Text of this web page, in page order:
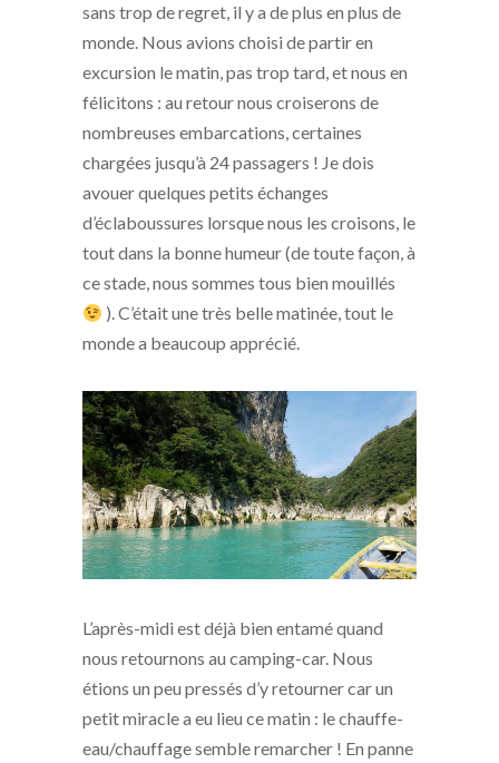
sans trop de regret, il y a de plus en plus de
monde. Nous avions choisi de partir en
excursion le matin, pas trop tard, et nous en
félicitons : au retour nous croiserons de
nombreuses embarcations, certaines
chargées jusqu’à 24 passagers ! Je dois
avouer quelques petits échanges
d’éclaboussures lorsque nous les croisons, le
tout dans la bonne humeur (de toute façon, à
ce stade, nous sommes tous bien mouillés
). C’était une très belle matinée, tout le
monde a beaucoup apprécié.
L’après-midi est déjà bien entamé quand
nous retournons au camping-car. Nous
étions un peu pressés d’y retourner car un
petit miracle a eu lieu ce matin : le chauffe-
eau/chauffage semble remarcher ! En panne